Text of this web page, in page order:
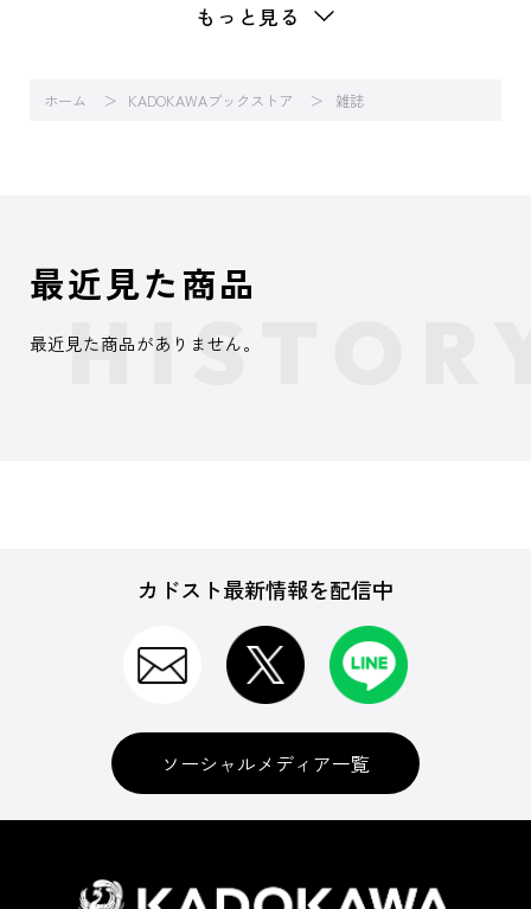
もっと見る
ホーム KADOKAWAブックストア 雑誌
最近見た商品
最近見た商品がありません。
カドスト最新情報を配信中
ソーシャルメディア一覧